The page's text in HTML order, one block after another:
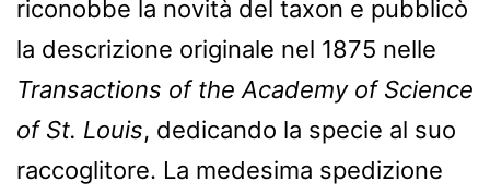
riconobbe la novità del taxon e pubblicò
la descrizione originale nel 1875 nelle
Transactions of the Academy of Science
of St. Louis, dedicando la specie al suo
raccoglitore. La medesima spedizione